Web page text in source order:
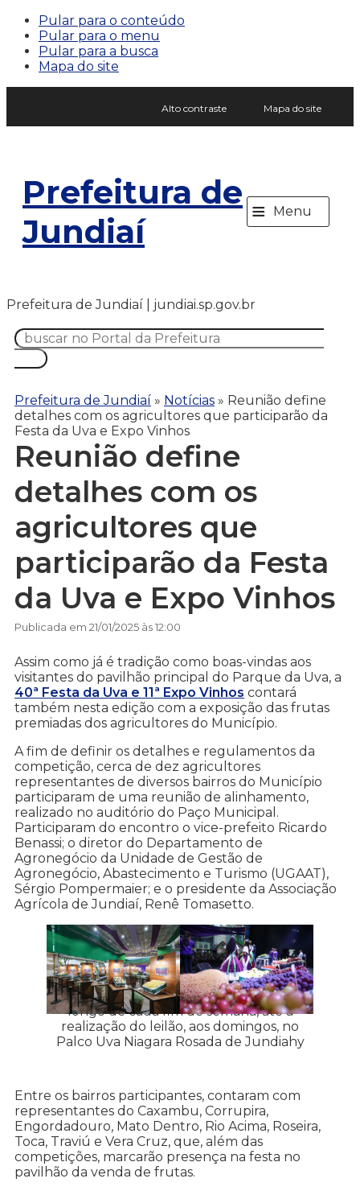
Pular para o conteúdo
Pular para o menu
Pular para a busca
Mapa do site
Alto contraste Mapa do site
Prefeitura de
Jundiaí
≡ Menu
Prefeitura de Jundiaí | jundiai.sp.gov.br
Prefeitura de Jundiaí » Notícias » Reunião define
detalhes com os agricultores que participarão da
Festa da Uva e Expo Vinhos
Reunião define
detalhes com os
agricultores que
participarão da Festa
da Uva e Expo Vinhos
Publicada em 21/01/2025 às 12:00
Assim como já é tradição como boas-vindas aos
visitantes do pavilhão principal do Parque da Uva, a
40ª Festa da Uva e 11ª Expo Vinhos contará
também nesta edição com a exposição das frutas
premiadas dos agricultores do Município.
A fim de definir os detalhes e regulamentos da
competição, cerca de dez agricultores
representantes de diversos bairros do Município
participaram de uma reunião de alinhamento,
realizado no auditório do Paço Municipal.
Participaram do encontro o vice-prefeito Ricardo
Benassi; o diretor do Departamento de
Agronegócio da Unidade de Gestão de
Agronegócio, Abastecimento e Turismo (UGAAT),
Sérgio Pompermaier; e o presidente da Associação
Agrícola de Jundiaí, Renê Tomasetto.
Frutas premiadas ficam expostas ao
longo de cada fim de semana, até a
realização do leilão, aos domingos, no
Palco Uva Niagara Rosada de Jundiahy
Entre os bairros participantes, contaram com
representantes do Caxambu, Corrupira,
Engordadouro, Mato Dentro, Rio Acima, Roseira,
Toca, Traviú e Vera Cruz, que, além das
competições, marcarão presença na festa no
pavilhão da venda de frutas.